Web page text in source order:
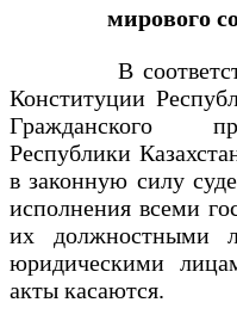
мирового
В соответствии
Конституции
Гражданского
Республики
в законную силу
исполнения всеми
их должностными
юридическими
акты касаются.